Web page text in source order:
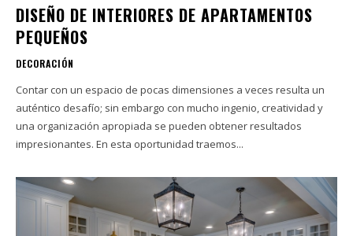
DISEÑO DE INTERIORES DE APARTAMENTOS
PEQUEÑOS
DECORACIÓN
Contar con un espacio de pocas dimensiones a veces resulta un
auténtico desafío; sin embargo con mucho ingenio, creatividad y
una organización apropiada se pueden obtener resultados
impresionantes. En esta oportunidad traemos...